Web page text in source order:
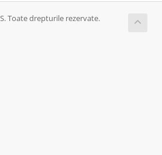
Toate drepturile rezervate.